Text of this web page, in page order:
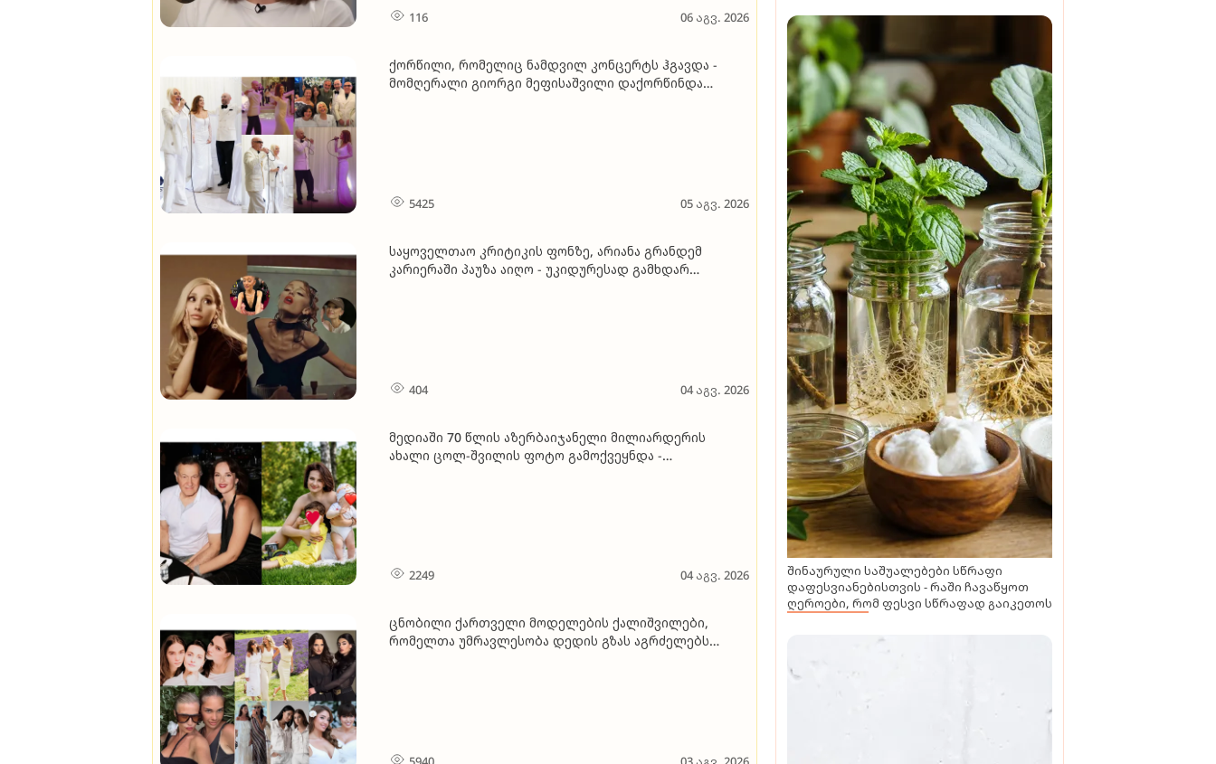
116 06 აგვ. 2026
ქორწილი, რომელიც ნამდვილ კონცერტს ჰგავდა -
მომღერალი გიორგი მეფისაშვილი დაქორწინდა
5425 05 აგვ. 2026
საყოველთაო კრიტიკის ფონზე, არიანა გრანდემ
კარიერაში პაუზა აიღო - უკიდურესად გამხდარ
404 04 აგვ. 2026
მედიაში 70 წლის აზერბაიჯანელი მილიარდერის
ახალი ცოლ-შვილის ფოტო გამოქვეყნდა -
2249 04 აგვ. 2026
ცნობილი ქართველი მოდელების ქალიშვილები,
რომელთა უმრავლესობა დედის გზას აგრძელებს
შინაურული საშუალებები სწრაფი
დაფესვიანებისთვის - რაში ჩავაწყოთ
ღეროები, რომ ფესვი სწრაფად გაიკეთოს